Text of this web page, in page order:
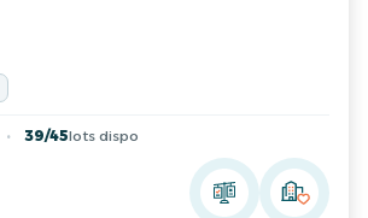
39/45lots dispo